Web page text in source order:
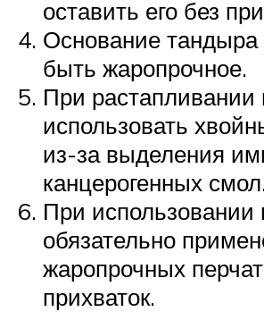
оставить его без
Основание
быть жаропрочное.
При растапливании
использовать
из-за выделения
канцерогенных
При использовании
обязательно
жаропрочных
прихваток.